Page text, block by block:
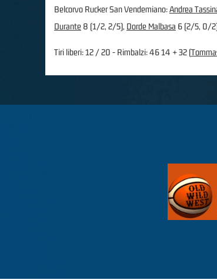
Belcorvo Rucker San Vendemiano:Andrea
Durante 8 (1/2, 2/5), Dorde Malbasa 6 (2/5, 0/
Tiri liberi: 12 / 20 - Rimbalzi: 46 14 + 32 (